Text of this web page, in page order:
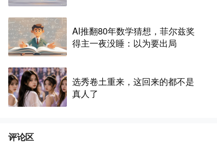
AI推翻80年数学猜想，菲尔兹奖
得主一夜没睡：以为要出局
选秀卷土重来，这回来的都不是
真人了
评论区